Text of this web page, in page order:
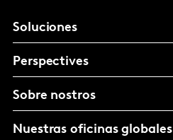
Soluciones
Perspectives
Sobre nostros
Nuestras oficinas globales